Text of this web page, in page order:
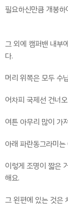
필요하신만큼 개봉
그 외에 캠퍼밴 내부
다.
머리 위쪽은 모두 수
어차피 국제선 건너
여튼 아무리 많이 가
아래 파란동그라미
이렇게 조명이 짧은
해요.
그 왼편에 있는 것은